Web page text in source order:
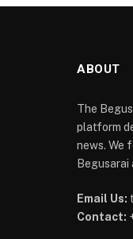
ABOUT
The
platform
news. We
Begusarai
Email Us:
Contact: